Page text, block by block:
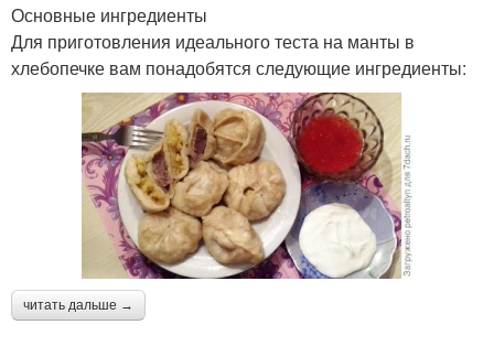
Основные ингредиенты
Для приготовления идеального теста на манты в
хлебопечке вам понадобятся следующие ингредиенты:
читать дальше →